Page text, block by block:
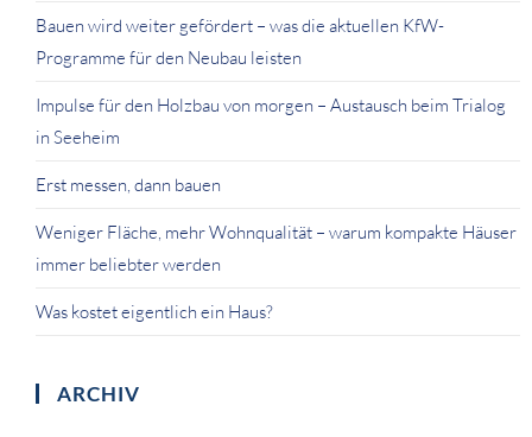
Bauen wird weiter gefördert – was die aktuellen KfW-
Programme für den Neubau leisten
Impulse für den Holzbau von morgen – Austausch beim Trialog
in Seeheim
Erst messen, dann bauen
Weniger Fläche, mehr Wohnqualität – warum kompakte Häuser
immer beliebter werden
Was kostet eigentlich ein Haus?
ARCHIV